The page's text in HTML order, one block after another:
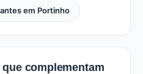
em Portinho
complementam